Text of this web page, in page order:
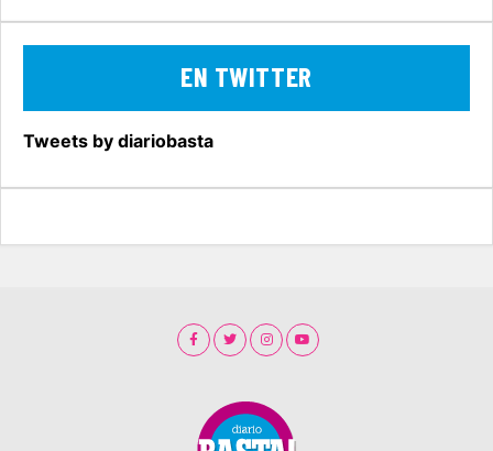
EN TWITTER
Tweets by diariobasta